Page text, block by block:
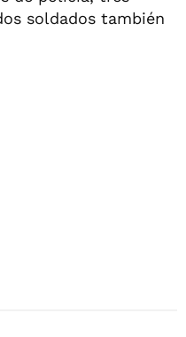
soldados también